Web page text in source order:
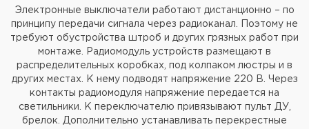
Электронные выключатели работают дистанционно – по
принципу передачи сигнала через радиоканал. Поэтому не
требуют обустройства штроб и других грязных работ при
монтаже. Радиомодуль устройств размещают в
распределительных коробках, под колпаком люстры и в
других местах. К нему подводят напряжение 220 В. Через
контакты радиомодуля напряжение передается на
светильники. К переключателю привязывают пульт ДУ,
брелок. Дополнительно устанавливать перекрестные